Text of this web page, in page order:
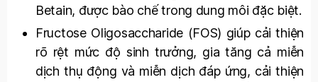
Betain, được bào chế trong dung môi đặc biệt.
Fructose Oligosaccharide (FOS) giúp cải thiện
rõ rệt mức độ sinh trưởng, gia tăng cả miễn
dịch thụ động và miễn dịch đáp ứng, cải thiện